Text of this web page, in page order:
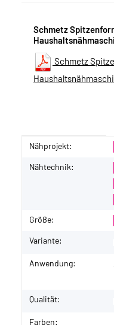
Schmetz
Schmetz
Produkteigenschaft
Wert
Nähprojekt:
Nähtechnik:
Größe:
Variante:
Anwendung:
Qualität:
Farben: